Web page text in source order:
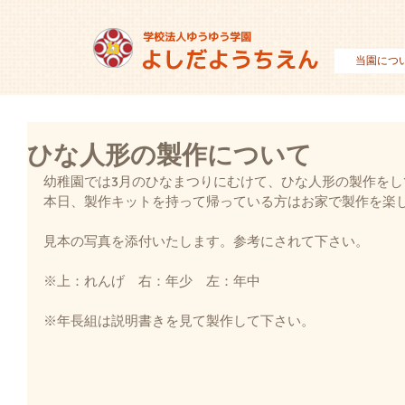
当園につ
ひな人形の製作について
幼稚園では3月のひなまつりにむけて、ひな人形の製作を
本日、製作キットを持って帰っている方はお家で製作を楽
見本の写真を添付いたします。参考にされて下さい。
※上：れんげ　右：年少　左：年中
※年長組は説明書きを見て製作して下さい。